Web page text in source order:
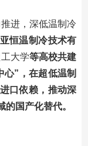
进，深低温制冷
恒温制冷技术有
工大学等高校共建
心”，在超低温制
口依赖，推动深
国产化替代。